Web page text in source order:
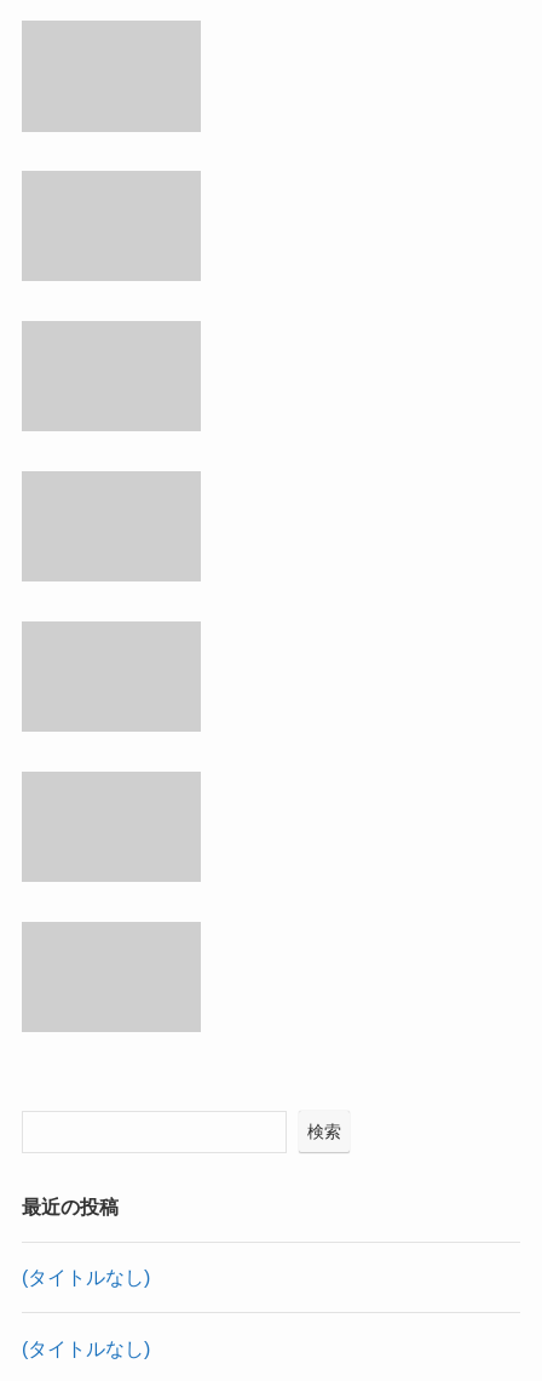
検索
最近の投稿
(タイトルなし)
(タイトルなし)